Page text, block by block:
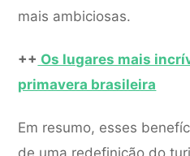
mais ambiciosas.
++ Os lugares mais
primavera brasileira
Em resumo, esses
de uma redefinição do